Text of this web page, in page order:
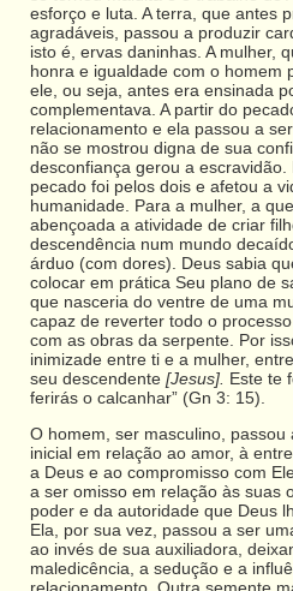
esforço e luta. A terra, que antes
agradáveis, passou a produzir
isto é, ervas daninhas. A mulher,
honra e igualdade com o homem
ele, ou seja, antes era ensinada
complementava. A partir do
relacionamento e ela passou a
não se mostrou digna de sua
desconfiança gerou a
pecado foi pelos dois e afetou a
humanidade. Para a mulher, a
abençoada a atividade de criar
descendência num mundo
árduo (com dores). Deus sabia
colocar em prática Seu plano de
que nasceria do ventre de uma
capaz de reverter todo o
com as obras da serpente. Por
inimizade entre ti e a mulher,
seu descendente [Jesus]. Este te
ferirás o calcanhar” (Gn 3: 15).
O homem, ser masculino,
inicial em relação ao amor, à
a Deus e ao compromisso com
a ser omisso em relação às suas
poder e da autoridade que Deus
Ela, por sua vez, passou a ser
ao invés de sua auxiliadora,
maledicência, a sedução e a